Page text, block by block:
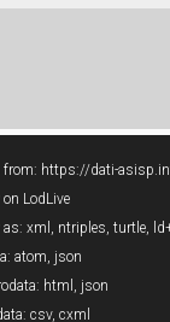
from: https://dati-
on LodLive
as: xml , ntriples, turtle,
atom, json
html , json
csv, cxml